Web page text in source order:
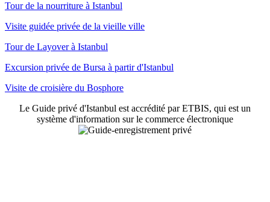
Tour de la nourriture à Istanbul
Visite guidée privée de la vieille ville
Tour de Layover à Istanbul
Excursion privée de Bursa à partir d'Istanbul
Visite de croisière du Bosphore
Le Guide privé d'Istanbul est accrédité par ETBIS, qui est un
système d'information sur le commerce électronique